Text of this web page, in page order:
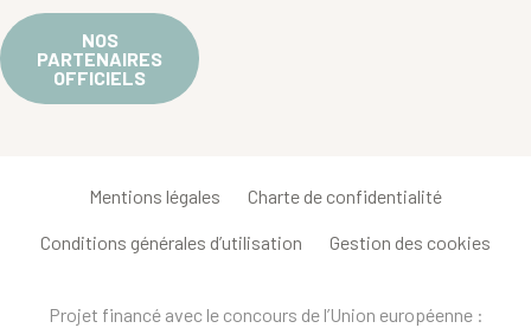
NOS
PARTENAIRES
OFFICIELS
Mentions légales Charte de confidentialité
Conditions générales d’utilisation Gestion des cookies
Projet financé avec le concours de l’Union européenne :